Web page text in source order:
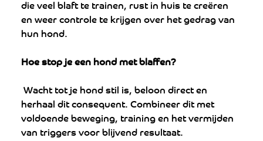
die veel blaft te trainen, rust in huis te creëren
en weer controle te krijgen over het gedrag van
hun hond.
Hoe stop je een hond met blaffen?
herhaal dit consequent. Combineer dit met
voldoende beweging, training en het vermijden
van triggers voor blijvend resultaat.